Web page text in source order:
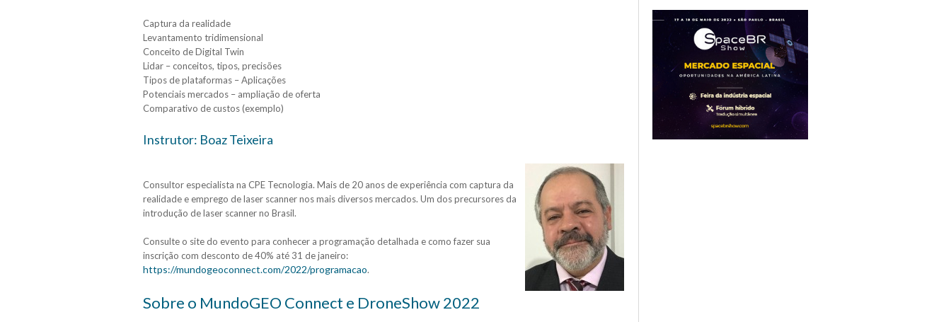
Captura da realidade
Levantamento tridimensional
Conceito de Digital Twin
Lidar – conceitos, tipos, precisões
Tipos de plataformas – Aplicações
Potenciais mercados – ampliação de oferta
Comparativo de custos (exemplo)
Instrutor: Boaz Teixeira
Consultor especialista na CPE Tecnologia. Mais de 20 anos de experiência com captura da
realidade e emprego de laser scanner nos mais diversos mercados. Um dos precursores da
introdução de laser scanner no Brasil.
Consulte o site do evento para conhecer a programação detalhada e como fazer sua
inscrição com desconto de 40% até 31 de janeiro:
https://mundogeoconnect.com/2022/programacao.
Sobre o MundoGEO Connect e DroneShow 2022